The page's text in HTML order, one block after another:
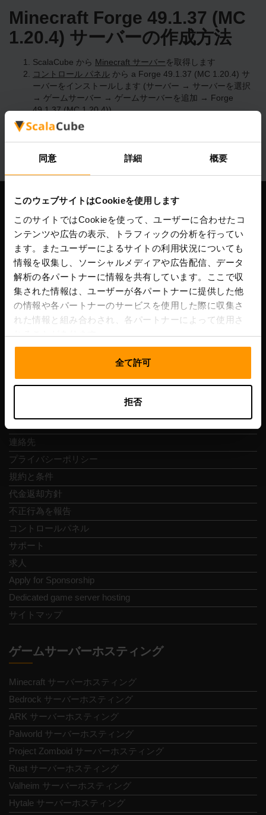
同意 詳細 概要
このウェブサイトはCookieを使用します
このサイトではCookieを使って、ユーザーに合わせたコ
ンテンツや広告の表示、トラフィックの分析を行ってい
ます。またユーザーによるサイトの利用状況についても
情報を収集し、ソーシャルメディアや広告配信、データ
解析の各パートナーに情報を共有しています。ここで収
集された情報は、ユーザーが各パートナーに提供した他
の情報や各パートナーのサービスを使用した際に収集さ
れた情報と組み合わされ、各パートナーによって使用さ
れることがあります。
全て許可
拒否
Minecraft Forge 49.1.37 (MC
1.20.4) サーバーの作成方法
ScalaCube から Minecraft サーバーを取得します
コントロール パネル から a Forge 49.1.37 (MC 1.20.4) サ
ーバーをインストールします (サーバー → サーバーを選択
→ ゲームサーバー → ゲームサーバーを追加 → Forge
49.1.37 (MC 1.20.4))
サーバー上で楽しくプレイしてください!
Scalable Hosting Solutions OÜ
登録コード: 14652605
VAT番号: EE102133820
住所: Harju maakond, Tallinn, Kesklinna linnaosa,
Vesivärava tn 50-201, 10152
連絡先
プライバシーポリシー
規約と条件
代金返却方針
不正行為を報告
コントロールパネル
サポート
求人
Apply for Sponsorship
Dedicated game server hosting
サイトマップ
ゲームサーバーホスティング
Minecraft サーバーホスティング
Bedrock サーバーホスティング
ARK サーバーホスティング
Palworld サーバーホスティング
Project Zomboid サーバーホスティング
Rust サーバーホスティング
Valheim サーバーホスティング
Hytale サーバーホスティング